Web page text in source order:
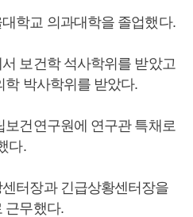
학교 의과대학을 졸업했다.
보건학 석사학위를 받았고
박사학위를 받았다.
건연구원에 연구관 특채로
다.
터장과 긴급상황센터장을
근무했다.